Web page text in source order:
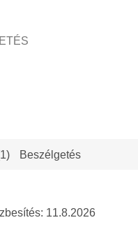
Beszélgetés
11.8.2026